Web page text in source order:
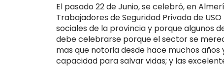
El pasado 22 de Junio, se celebró, en
Trabajadores de Seguridad Privada de
sociales de la provincia y porque algunos
debe celebrarse porque el sector se
mas que notoria desde hace muchos
capacidad para salvar vidas; y las